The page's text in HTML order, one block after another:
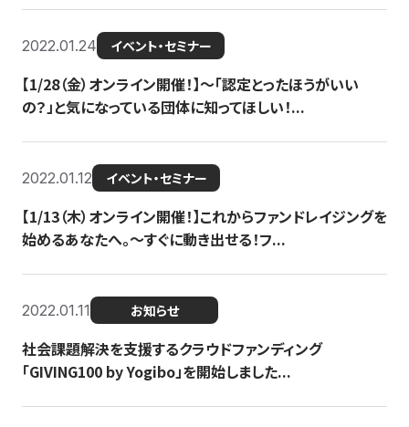
2022.01.24 イベント・セミナー
【1/28（金）オンライン開催！】〜「認定とったほうがいい
の？」と気になっている団体に知ってほしい！...
2022.01.12 イベント・セミナー
【1/13（木）オンライン開催！】これからファンドレイジングを
始めるあなたへ。〜すぐに動き出せる！フ...
2022.01.11 お知らせ
社会課題解決を支援するクラウドファンディング
「GIVING100 by Yogibo」を開始しました...